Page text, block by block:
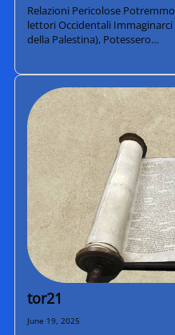
Relazioni Pericolose
lettori Occidentali Immaginarci
della Palestina), Potessero…
tor21
June 19, 2025